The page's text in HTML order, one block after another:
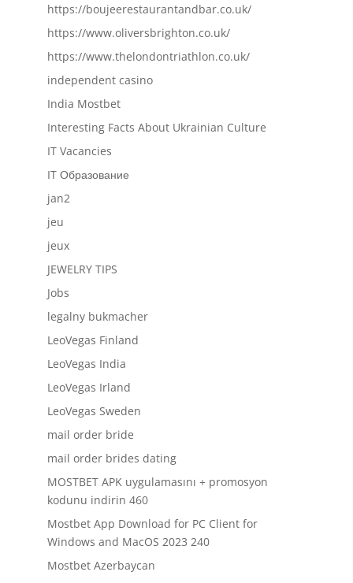
https://boujeerestaurantandbar.co.uk/
https://www.oliversbrighton.co.uk/
https://www.thelondontriathlon.co.uk/
independent casino
India Mostbet
Interesting Facts About Ukrainian Culture
IT Vacancies
IT Образование
jan2
jeu
jeux
JEWELRY TIPS
Jobs
legalny bukmacher
LeoVegas Finland
LeoVegas India
LeoVegas Irland
LeoVegas Sweden
mail order bride
mail order brides dating
MOSTBET APK uygulamasını + promosyon
kodunu indirin 460
Mostbet App Download for PC Client for
Windows and MacOS 2023 240
Mostbet Azerbaycan